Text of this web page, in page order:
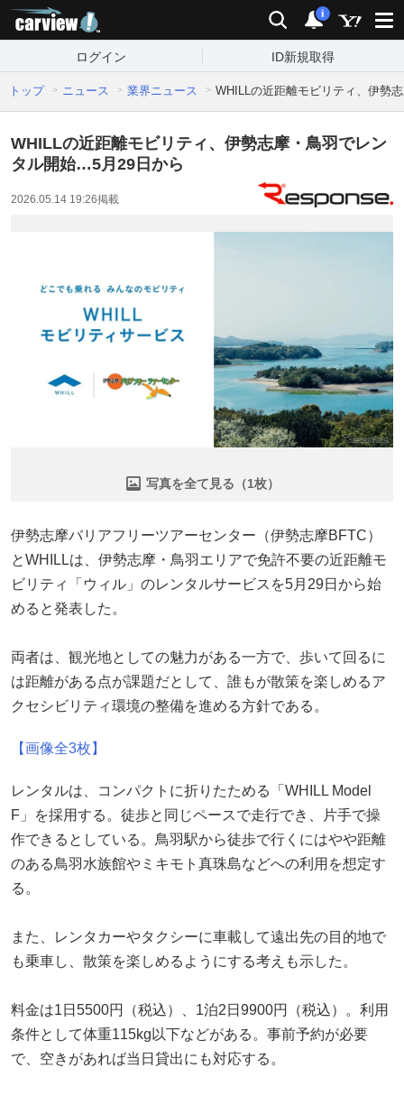
検索 通知
i
ログイン ID新規取得
トップ ニュース 業界ニュース WHILLの近距離モビリティ、伊勢
WHILLの近距離モビリティ、伊勢志摩・鳥羽でレン
タル開始…5月29日から
2026.05.14 19:26掲載
写真を全て見る（1枚）
伊勢志摩バリアフリーツアーセンター（伊勢志摩BFTC）
とWHILLは、伊勢志摩・鳥羽エリアで免許不要の近距離モ
ビリティ「ウィル」のレンタルサービスを5月29日から始
めると発表した。
両者は、観光地としての魅力がある一方で、歩いて回るに
は距離がある点が課題だとして、誰もが散策を楽しめるア
クセシビリティ環境の整備を進める方針である。
【画像全3枚】
レンタルは、コンパクトに折りたためる「WHILL Model
F」を採用する。徒歩と同じペースで走行でき、片手で操
作できるとしている。鳥羽駅から徒歩で行くにはやや距離
のある鳥羽水族館やミキモト真珠島などへの利用を想定す
る。
また、レンタカーやタクシーに車載して遠出先の目的地で
も乗車し、散策を楽しめるようにする考えも示した。
料金は1日5500円（税込）、1泊2日9900円（税込）。利用
条件として体重115kg以下などがある。事前予約が必要
で、空きがあれば当日貸出にも対応する。